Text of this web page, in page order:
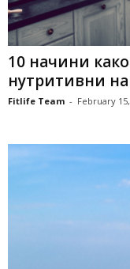
10 начини
нутритивни
Fitlife Team - February